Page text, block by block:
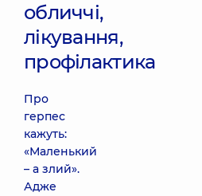
обличчі,
лікування,
профілактика
Про
герпес
кажуть:
«Маленький
– а злий».
Адже